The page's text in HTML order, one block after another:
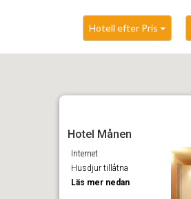
Hotell efter Pris
Hotel Månen
Internet
Husdjur tillåtna
Läs mer nedan